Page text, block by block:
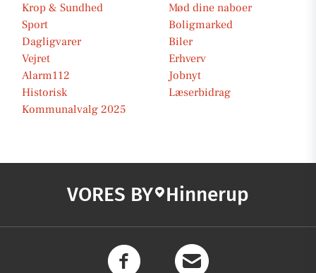
Krop & Sundhed
Mød dine naboer
Sport
Boligmarked
Dagligvarer
Biler
Vejret
Erhverv
Alarm112
Jobnyt
Historisk
Læserbidrag
Kommunalvalg 2025
VORES BY Hinnerup